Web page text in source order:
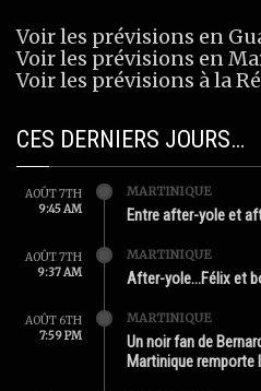
Voir les prévisions en
Voir les prévisions en
Voir les prévisions à la
CES DERNIERS JOURS…
AOÛT 7TH
9:45 AM
MARTINIQUE
Entre after-yole et
AOÛT 7TH
9:37 AM
MARTINIQUE
After-yole…Félix et
AOÛT 6TH
7:59 PM
MARTINIQUE
Un noir fan de
Martinique remporte